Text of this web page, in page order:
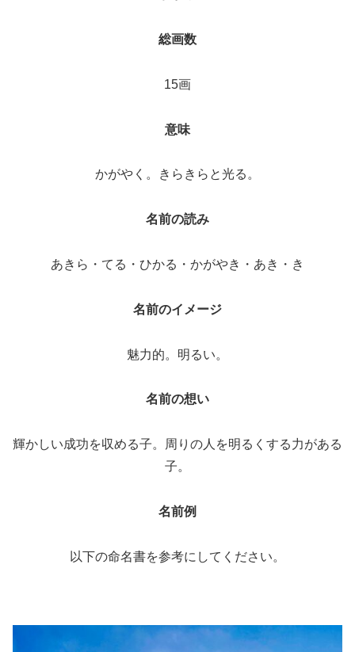
総画数
15画
意味
かがやく。きらきらと光る。
名前の読み
あきら・てる・ひかる・かがやき・あき・き
名前のイメージ
魅力的。明るい。
名前の想い
輝かしい成功を収める子。周りの人を明るくする力がある
子。
名前例
以下の命名書を参考にしてください。